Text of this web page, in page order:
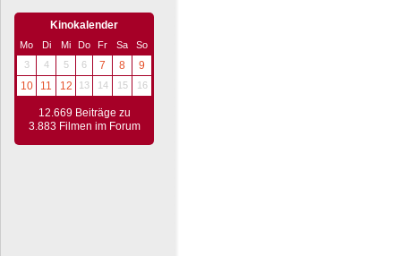
Kinokalender
Mo Di Mi Do Fr Sa
So
3
4 5 6 7 8
9
10
11 12 13 14 15 16
12.669 Beiträge zu
3.883 Filmen im Forum